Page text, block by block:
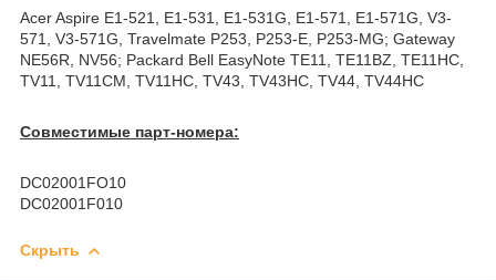
Acer Aspire E1-521, E1-531, E1-531G, E1-571, E1-571G, V3-
571, V3-571G, Travelmate P253, P253-E, P253-MG; Gateway
NE56R, NV56; Packard Bell EasyNote TE11, TE11BZ, TE11HC,
TV11, TV11CM, TV11HC, TV43, TV43HC, TV44, TV44HC
Совместимые парт-номера:
DC02001FO10
DC02001F010
Скрыть